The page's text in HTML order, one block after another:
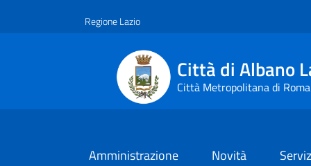
Regione Lazio
Città di Albano
Città Metropolitana di
Amministrazione Novità